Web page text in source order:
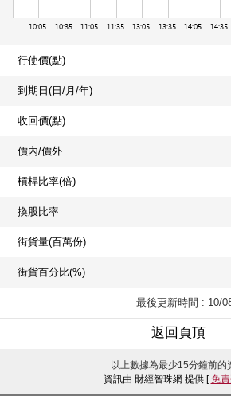
行使價(點)
到期日(日/月/年)
收回價(點)
價內/價外
槓桿比率(倍)
換股比率
街貨量(百萬份)
街貨百分比(%)
最後更新時間 : 10/
返回頁頂
以上數據為最少15分鐘前的
資訊由 財經智珠網 提供 [免